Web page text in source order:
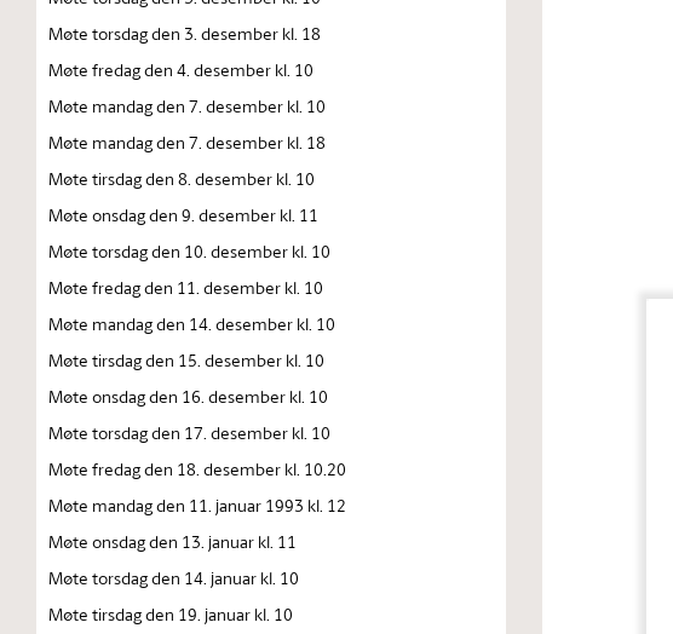
Møte torsdag den 3. desember kl. 18
Møte fredag den 4. desember kl. 10
Møte mandag den 7. desember kl. 10
Møte mandag den 7. desember kl. 18
Møte tirsdag den 8. desember kl. 10
Møte onsdag den 9. desember kl. 11
Møte torsdag den 10. desember kl. 10
Møte fredag den 11. desember kl. 10
Møte mandag den 14. desember kl. 10
Møte tirsdag den 15. desember kl. 10
Møte onsdag den 16. desember kl. 10
Møte torsdag den 17. desember kl. 10
Møte fredag den 18. desember kl. 10.20
Møte mandag den 11. januar 1993 kl. 12
Møte onsdag den 13. januar kl. 11
Møte torsdag den 14. januar kl. 10
Møte tirsdag den 19. januar kl. 10